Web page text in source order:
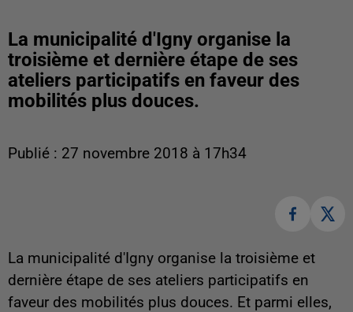
La municipalité d'Igny organise la
troisième et dernière étape de ses
ateliers participatifs en faveur des
mobilités plus douces.
Publié : 27 novembre 2018 à 17h34
La municipalité d'Igny organise la troisième et
dernière étape de ses ateliers participatifs en
faveur des mobilités plus douces. Et parmi elles,